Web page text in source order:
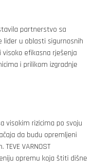
partnerstvo sa
lider u oblasti sigurnosnih
efikasna rješenja
i prilikom izgradnje
visokim rizicima po svoju
da budu opremljeni
VARNOST
opremu koja štiti dišne